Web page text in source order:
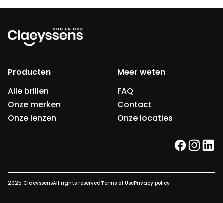
Producten
Alle brillen
Onze merken
Onze lenzen
Meer weten
FAQ
Contact
Onze locaties
facebook
2025 ClaeyssensAll rights reservedTerms of UsePrivacy policy